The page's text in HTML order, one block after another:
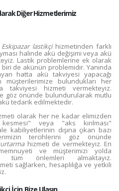
Diğer Hizmetlerimiz
Eskipazar lastikçihizmetinden farklı
halinde akü değişimi veya akü
Lastik problemlerine ek olarak
biri de akünün problemidir. Yanında
hatta akü takviyesi yapacağı
bulundukları her
hizmeti vermekteyiz.
göz önünde bulundurularak mutlu
tedarik edilmektedir.
olarak her ne kadar elimizden
veya "aks kırılması"
kabiliyetlerinin dışına çıkan bazı
tercihlerini göz önünde
hizmeti de vermekteyiz. En
ve müşterimizi yolda
tüm önlemleri almaktayız.
sağlarken, hesaplılığa ve yetkili